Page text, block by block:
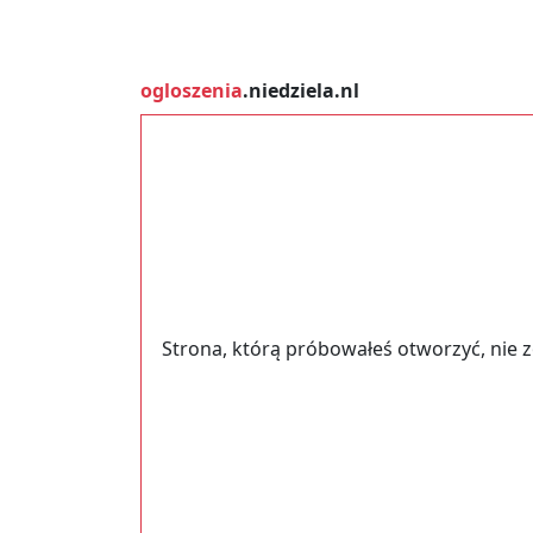
ogloszenia.niedziela.nl
Strona, którą próbowałeś otworzyć, nie